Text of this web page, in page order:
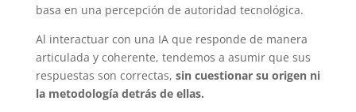
basa en una percepción de autoridad tecnológica.
Al interactuar con una IA que responde de manera
articulada y coherente, tendemos a asumir que sus
respuestas son correctas, sin cuestionar su origen ni
la metodología detrás de ellas.